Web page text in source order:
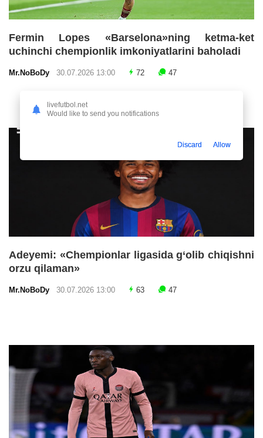
Fermin Lopes «Barselona»ning ketma-ket
uchinchi chempionlik imkoniyatlarini baholadi
Mr.NoBoDy 30.07.2026 13:00 72 47
Adeyemi: «Chempionlar ligasida g‘olib chiqishni
orzu qilaman»
Mr.NoBoDy 30.07.2026 13:00 63 47
livefutbol.net
Would like to send you notifications
Discard Allow